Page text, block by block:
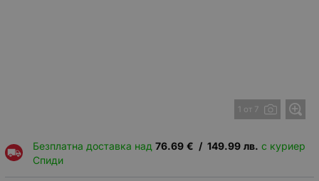
1 от 7
Безплатна доставка над 76.69 € / 149.99 лв. с куриер
Спиди